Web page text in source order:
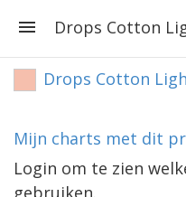
Drops Cotton
Drops Cotton
Mijn charts met dit
Login om te zien
gebruiken.